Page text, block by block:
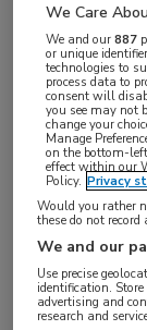
Het levende
voor mensen
(VERVE)-
Huidinfecties,
We Care
We and our887
or unique
technologies to
process data to
consent will
you see may not
change your
Manage
on the bottom-
effect within our
Policy. Privacy
Would you rather
these do not
We and our
Use precise
identification.
advertising and
research and